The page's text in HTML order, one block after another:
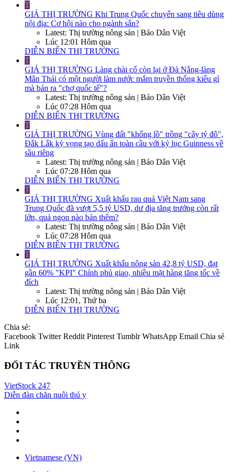
T
GIÁ THỊ TRƯỜNG Khi Trung Quốc chuyển sang tiêu dùng
nội địa: Cơ hội nào cho ngành sắn?
Latest: Thị trường nông sản | Báo Dân Việt
Lúc 12:01 Hôm qua
DIỄN BIẾN THỊ TRƯỜNG
T
GIÁ THỊ TRƯỜNG Làng chài cổ còn lại ở Đà Nẵng-làng
Mân Thái có một người làm nước mắm truyền thống kiểu gì
mà bán ra "chợ quốc tế"?
Latest: Thị trường nông sản | Báo Dân Việt
Lúc 07:28 Hôm qua
DIỄN BIẾN THỊ TRƯỜNG
T
GIÁ THỊ TRƯỜNG Vùng đất "khổng lồ" trồng "cây tỷ đô",
Đắk Lắk kỳ vọng tạo dấu ấn toàn cầu với kỷ lục Guinness về
sầu riêng
Latest: Thị trường nông sản | Báo Dân Việt
Lúc 07:28 Hôm qua
DIỄN BIẾN THỊ TRƯỜNG
T
GIÁ THỊ TRƯỜNG Xuất khẩu rau quả Việt Nam sang
Trung Quốc đã vượt 5,5 tỷ USD, dư địa tăng trưởng còn rất
lớn, quả ngon nào bán thêm?
Latest: Thị trường nông sản | Báo Dân Việt
Lúc 07:28 Hôm qua
DIỄN BIẾN THỊ TRƯỜNG
T
GIÁ THỊ TRƯỜNG Xuất khẩu nông sản 42,8 tỷ USD, đạt
gần 60% "KPI" Chính phủ giao, nhiều mặt hàng tăng tốc về
đích
Latest: Thị trường nông sản | Báo Dân Việt
Lúc 12:01, Thứ ba
DIỄN BIẾN THỊ TRƯỜNG
Chia sẻ:
Facebook Twitter Reddit Pinterest Tumblr WhatsApp Email Chia sẻ
Link
ĐỐI TÁC TRUYỀN THÔNG
VietStock 247
Diễn đàn chăn nuôi thú y
Vietnamese (VN)